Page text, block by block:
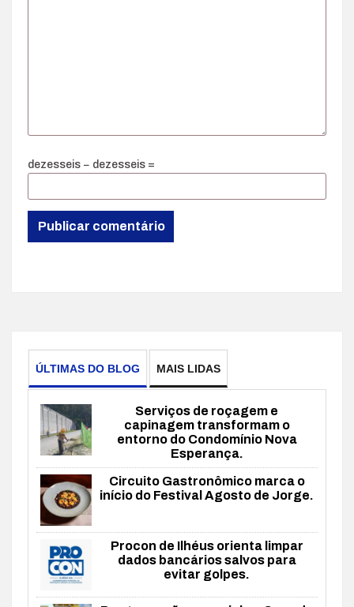
dezesseis − dezesseis =
ÚLTIMAS DO BLOG MAIS LIDAS
Serviços de roçagem e
capinagem transformam o
entorno do Condomínio Nova
Esperança.
Circuito Gastronômico marca o
início do Festival Agosto de Jorge.
Procon de Ilhéus orienta limpar
dados bancários salvos para
evitar golpes.